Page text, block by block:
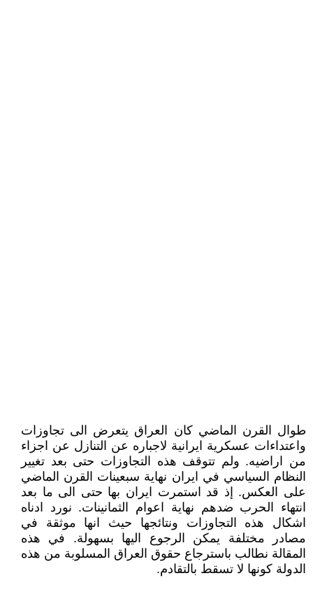
طوال القرن الماضي كان العراق يتعرض الى تجاوزات
واعتداءات عسكرية ايرانية لاجباره عن التنازل عن اجزاء
من اراضيه. ولم تتوقف هذه التجاوزات حتى بعد تغيير
النظام السياسي في ايران نهاية سبعينات القرن الماضي
على العكس. إذ قد استمرت ايران بها حتى الى ما بعد
انتهاء الحرب ضدهم نهاية اعوام الثمانينات. نورد ادناه
اشكال هذه التجاوزات ونتائجها حيث انها موثقة في
مصادر مختلفة يمكن الرجوع اليها بسهولة. في هذه
المقالة نطالب باسترجاع حقوق العراق المسلوبة من هذه
الدولة كونها لا تسقط بالتقادم.